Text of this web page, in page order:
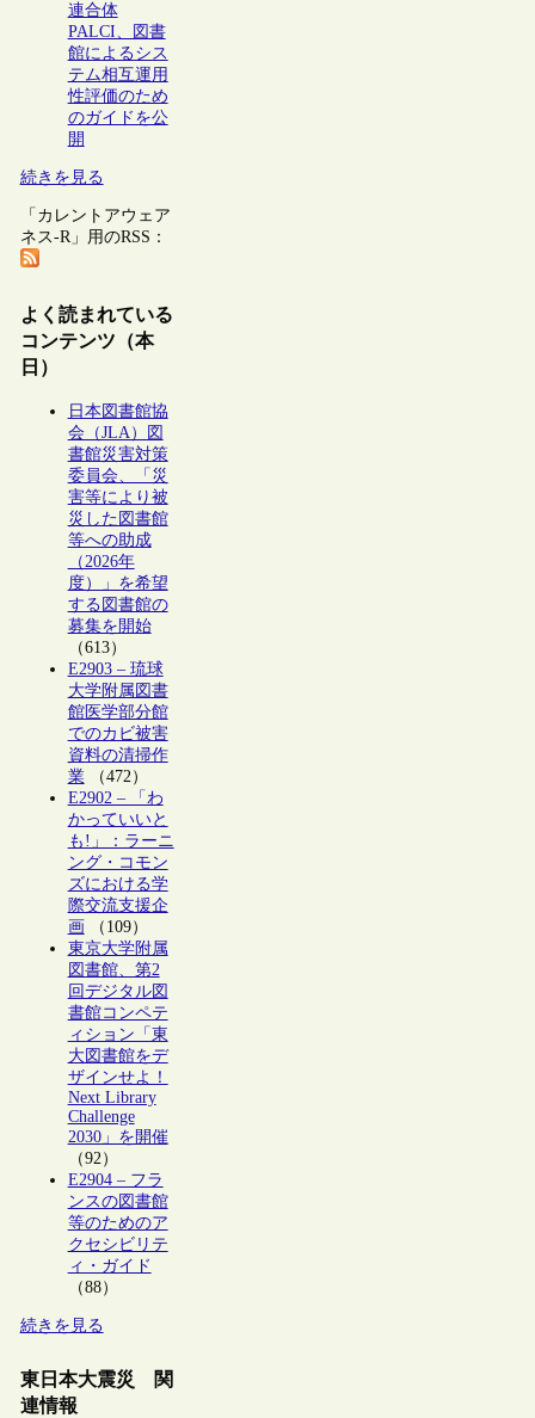
連合体
PALCI、図書
館によるシス
テム相互運用
性評価のため
のガイドを公
開
続きを見る
「カレントアウェア
ネス-R」用のRSS：
よく読まれている
コンテンツ（本
日）
日本図書館協
会（JLA）図
書館災害対策
委員会、「災
害等により被
災した図書館
等への助成
（2026年
度）」を希望
する図書館の
募集を開始
（613）
E2903 – 琉球
大学附属図書
館医学部分館
でのカビ被害
資料の清掃作
業（472）
E2902 – 「わ
かっていいと
も!」：ラーニ
ング・コモン
ズにおける学
際交流支援企
画（109）
東京大学附属
図書館、第2
回デジタル図
書館コンペテ
ィション「東
大図書館をデ
ザインせよ！
Next Library
Challenge
2030」を開催
（92）
E2904 – フラ
ンスの図書館
等のためのア
クセシビリテ
ィ・ガイド
（88）
続きを見る
東日本大震災 関
連情報